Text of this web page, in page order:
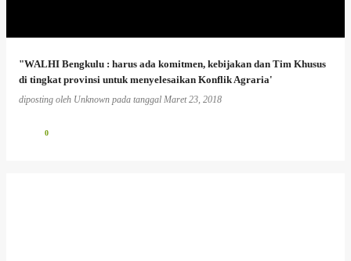
"WALHI Bengkulu : harus ada komitmen, kebijakan dan Tim Khusus
di tingkat provinsi untuk menyelesaikan Konflik Agraria'
diposting oleh Unknown pada tanggal Maret 23, 2018
0